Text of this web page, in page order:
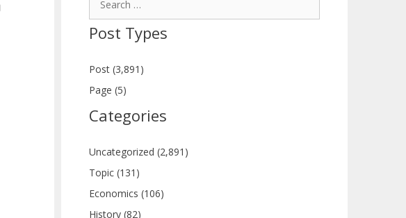
Post Types
Post (3,891)
Page (5)
Categories
Uncategorized (2,891)
Topic (131)
Economics (106)
History (82)